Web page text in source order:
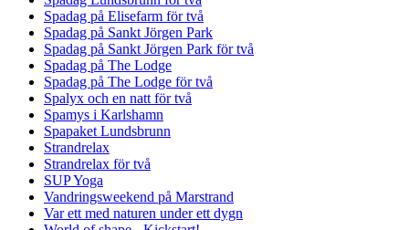
Spadag på Elisefarm för två
Spadag på Sankt Jörgen Park
Spadag på Sankt Jörgen Park för två
Spadag på The Lodge
Spadag på The Lodge för två
Spalyx och en natt för två
Spamys i Karlshamn
Spapaket Lundsbrunn
Strandrelax
Strandrelax för två
SUP Yoga
Vandringsweekend på Marstrand
Var ett med naturen under ett dygn